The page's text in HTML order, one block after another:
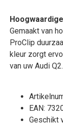
Gemaakt van
ProClip
kleur zorgt
van uw Audi Q2.
EAN:
Geschikt